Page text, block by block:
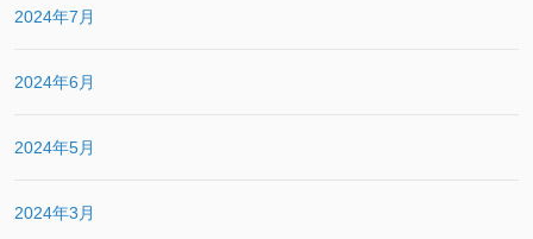
2024年7月
2024年6月
2024年5月
2024年3月